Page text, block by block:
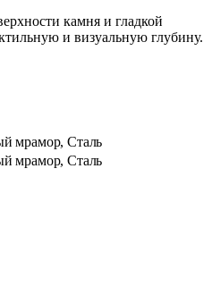
камня и гладкой
и визуальную глубину.
мрамор, Сталь
мрамор, Сталь